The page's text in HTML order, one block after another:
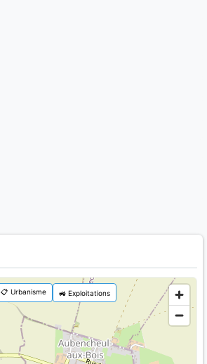
📋 Urbanisme 🚜 Exploitations